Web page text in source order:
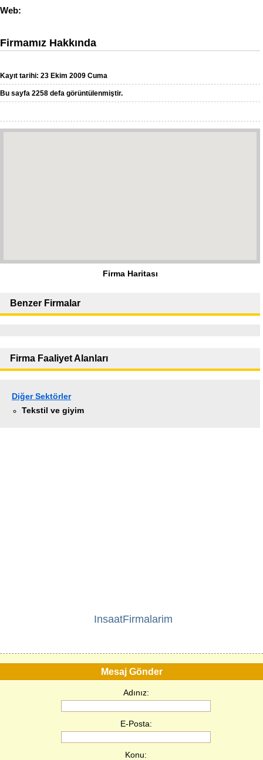
Web:
Firmamız Hakkında
Kayıt tarihi: 23 Ekim 2009 Cuma
Bu sayfa 2258 defa görüntülenmiştir.
Firma Haritası
Benzer Firmalar
Firma Faaliyet Alanları
Diğer Sektörler
Tekstil ve giyim
InsaatFirmalarim
Mesaj Gönder
Adınız:
E-Posta:
Konu: